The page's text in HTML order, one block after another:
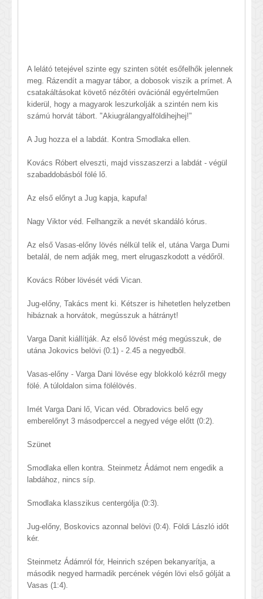
A lelátó tetejével szinte egy szinten sötét esőfelhők jelennek
meg. Rázendít a magyar tábor, a dobosok viszik a prímet. A
csatakáltásokat követő nézőtéri ovációnál egyértelműen
kiderül, hogy a magyarok leszurkolják a szintén nem kis
számú horvát tábort. "Akiugrálangyalföldihejhej!"
A Jug hozza el a labdát. Kontra Smodlaka ellen.
Kovács Róbert elveszti, majd visszaszerzi a labdát - végül
szabaddobásból fölé lő.
Az első előnyt a Jug kapja, kapufa!
Nagy Viktor véd. Felhangzik a nevét skandáló kórus.
Az első Vasas-előny lövés nélkül telik el, utána Varga Dumi
betalál, de nem adják meg, mert elrugaszkodott a védőről.
Kovács Róber lövését védi Vican.
Jug-előny, Takács ment ki. Kétszer is hihetetlen helyzetben
hibáznak a horvátok, megússzuk a hátrányt!
Varga Danit kiállítják. Az első lövést még megússzuk, de
utána Jokovics belövi (0:1) - 2.45 a negyedből.
Vasas-előny - Varga Dani lövése egy blokkoló kézről megy
fölé. A túloldalon sima fölélövés.
Imét Varga Dani lő, Vican véd. Obradovics belő egy
emberelőnyt 3 másodperccel a negyed vége előtt (0:2).
Szünet
Smodlaka ellen kontra. Steinmetz Ádámot nem engedik a
labdához, nincs síp.
Smodlaka klasszikus centergólja (0:3).
Jug-előny, Boskovics azonnal belövi (0:4). Földi László időt
kér.
Steinmetz Ádámról fór, Heinrich szépen bekanyarítja, a
második negyed harmadik percének végén lövi első gólját a
Vasas (1:4).